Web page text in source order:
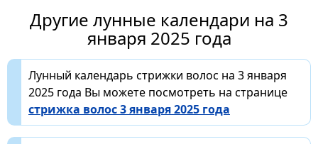
Другие лунные календари на 3
января 2025 года
Лунный календарь стрижки волос на 3 января
2025 года Вы можете посмотреть на странице
стрижка волос 3 января 2025 года